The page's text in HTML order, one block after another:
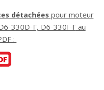
détachées pour moteur
330D-F, D6-330I-Fau
: